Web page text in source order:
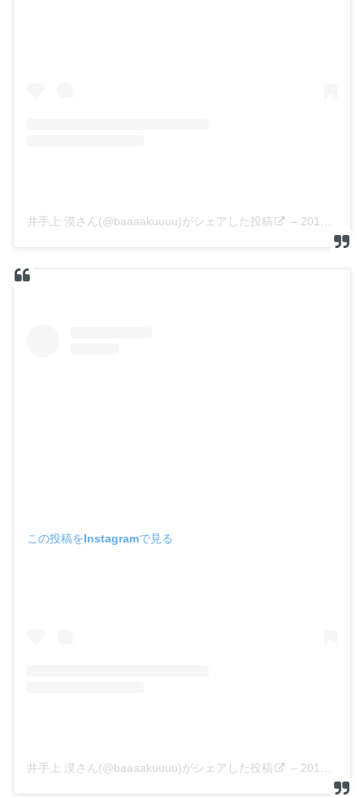
井手上 漠さん(@baaaakuuuu)がシェアした投稿 – 2019年 5月月15日午前2時56分PDT
この投稿をInstagramで見る
井手上 漠さん(@baaaakuuuu)がシェアした投稿 – 2019年 5月月6日午後3時26分PDT